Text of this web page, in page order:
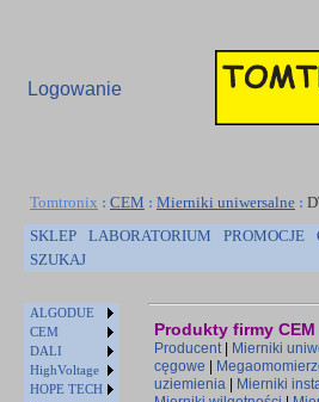
Logowanie
Tomtronix : CEM : Mierniki uniwersalne :
SKLEP
LABORATORIUM PROMOCJE
SZUKAJ
ALGODUE
CEM
DALI
HighVoltage
HOPE TECH
Produkty firmy CEM
Producent| Mierniki
cęgowe
uziemienia
Mierniki